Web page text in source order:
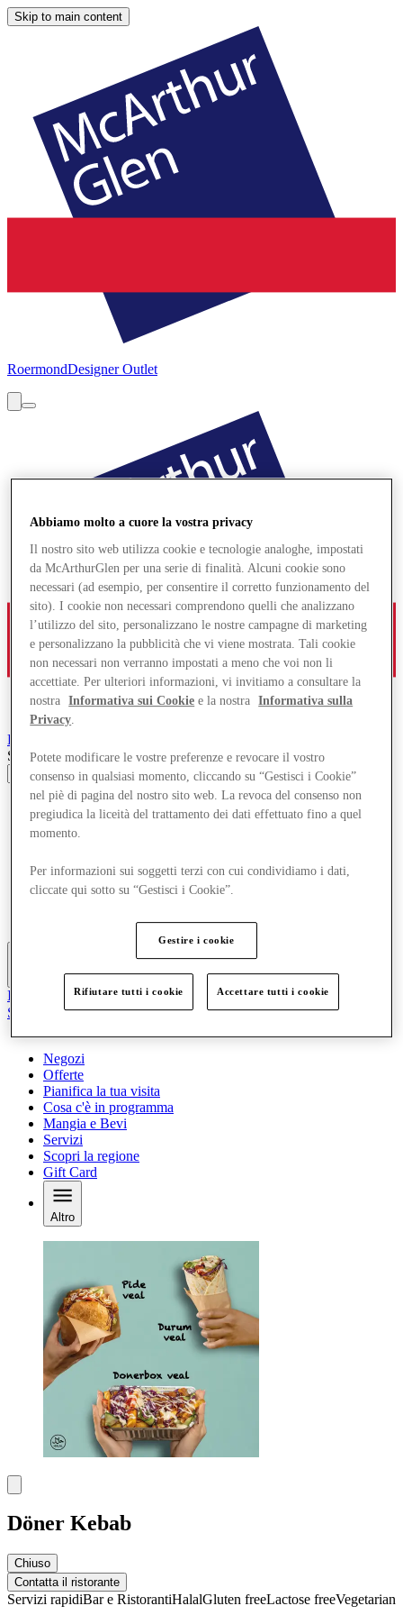
Skip to main content
RoermondDesigner Outlet
Roermond
Search input
Negozi
Offerte
Pianifica la tua visita
Mangia e Bevi
Servizi
Il Club
Salvata
Negozi
Offerte
Pianifica la tua visita
Cosa c'è in programma
Mangia e Bevi
Servizi
Scopri la regione
Gift Card
Altro
Döner Kebab
Chiuso
Contatta il ristorante
Servizi rapidiBar e RistorantiHalalGluten freeLactose freeVegetarian
Abbiamo molto a cuore la vostra privacy
Il nostro sito web utilizza cookie e tecnologie analoghe, impostati
da McArthurGlen per una serie di finalità. Alcuni cookie sono
necessari (ad esempio, per consentire il corretto funzionamento del
sito). I cookie non necessari comprendono quelli che analizzano
l’utilizzo del sito, personalizzano le nostre campagne di marketing
e personalizzano la pubblicità che vi viene mostrata. Tali cookie
non necessari non verranno impostati a meno che voi non li
accettiate. Per ulteriori informazioni, vi invitiamo a consultare la
nostra
Informativa sui Cookie e la nostra
Informativa sulla
Privacy.
Potete modificare le vostre preferenze e revocare il vostro
consenso in qualsiasi momento, cliccando su “Gestisci i Cookie”
nel piè di pagina del nostro sito web. La revoca del consenso non
pregiudica la liceità del trattamento dei dati effettuato fino a quel
momento.
Per informazioni sui soggetti terzi con cui condividiamo i dati,
cliccate qui sotto su “Gestisci i Cookie”.
Gestire i cookie
Rifiutare tutti i cookie Accettare tutti i cookie